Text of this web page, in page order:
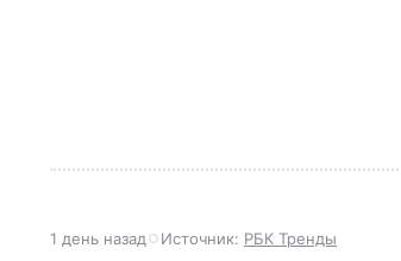
1 день назад Источник: РБК Тренды